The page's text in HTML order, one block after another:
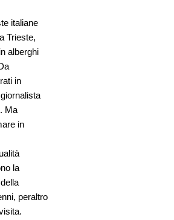
italiane
Trieste,
alberghi
in
Ma
in
la
peraltro